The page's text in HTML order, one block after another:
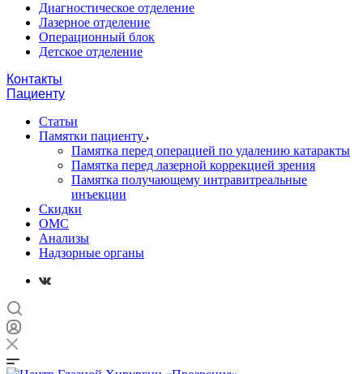
Диагностическое отделение
Лазерное отделение
Операционный блок
Детское отделение
Контакты
Пациенту
Статьи
Памятки пациенту
Памятка перед операцией по удалению катаракты
Памятка перед лазерной коррекцией зрения
Памятка получающему интравитреальные
инъекции
Скидки
ОМС
Анализы
Надзорные органы